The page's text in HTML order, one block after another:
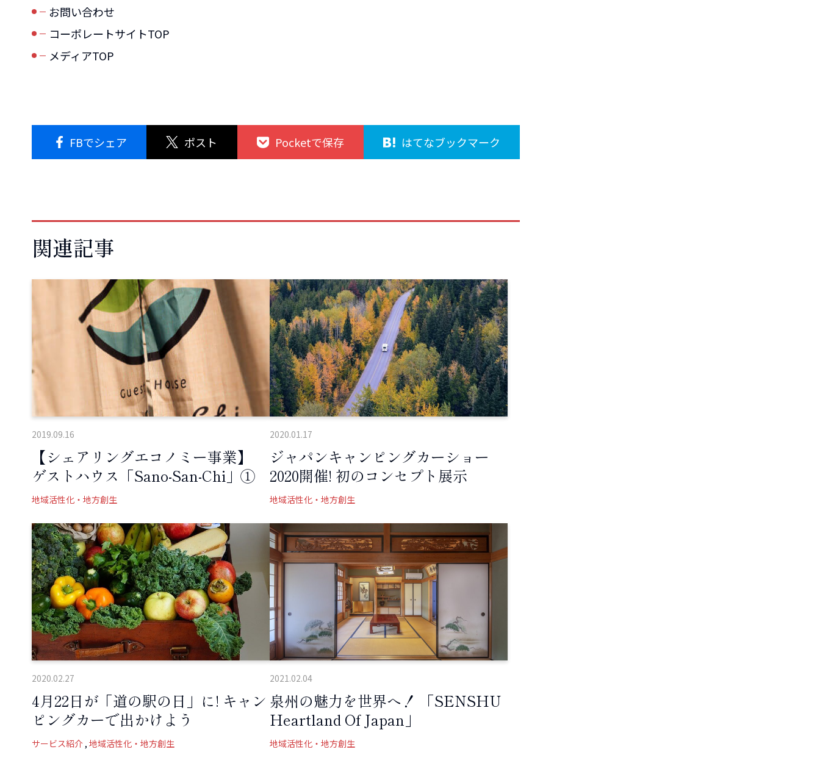
お問い合わせ
コーポレートサイトTOP
メディアTOP
FBでシェア ポスト Pocketで保存 はてなブックマーク
関連記事
2019.09.16
【シェアリングエコノミー事業】
ゲストハウス「Sano-San-Chi」①
地域活性化・地方創生
2020.01.17
ジャパンキャンピングカーショー
2020開催! 初のコンセプト展示
地域活性化・地方創生
2020.02.27
4月22日が「道の駅の日」に! キャン
ピングカーで出かけよう
サービス紹介 地域活性化・地方創生
2021.02.04
泉州の魅力を世界へ！ 「SENSHU
Heartland Of Japan」
地域活性化・地方創生